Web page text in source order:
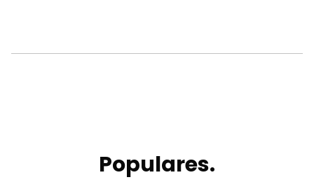
Populares.